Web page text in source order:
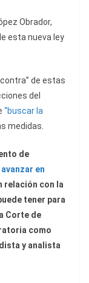
Obrador,
esta nueva ley
de estas
del
“buscar la
medidas.
de
avanzar en
relación con la
tener para
Corte de
como
y analista